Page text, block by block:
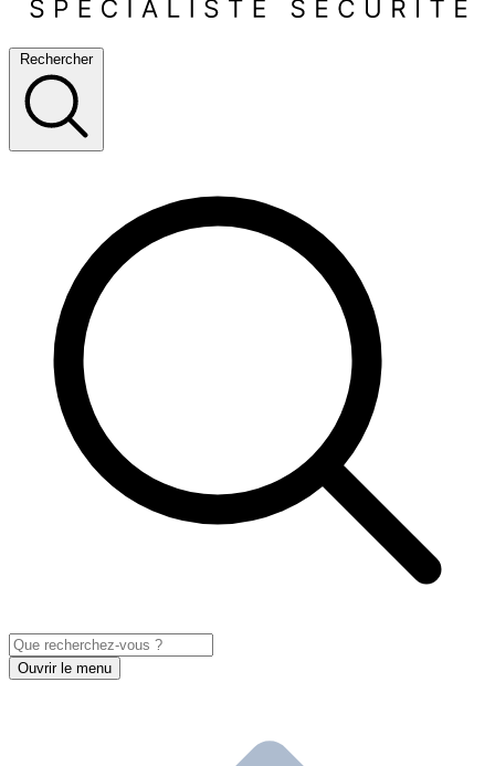
Rechercher
Ouvrir le menu